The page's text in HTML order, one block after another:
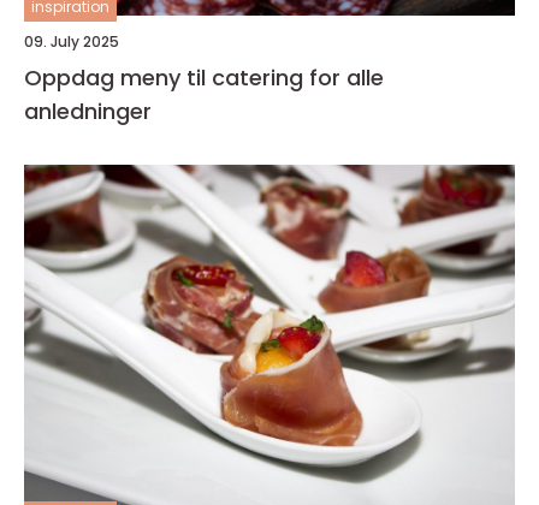
inspiration
09. July 2025
Oppdag meny til catering for alle
anledninger